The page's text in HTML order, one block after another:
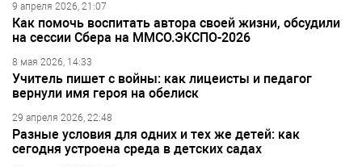
9 апреля 2026, 21:07
Как помочь воспитать автора своей жизни, обсудили
на сессии Сбера на ММСО.ЭКСПО-2026
8 мая 2026, 14:33
Учитель пишет с войны: как лицеисты и педагог
вернули имя героя на обелиск
29 апреля 2026, 22:48
Разные условия для одних и тех же детей: как
сегодня устроена среда в детских садах